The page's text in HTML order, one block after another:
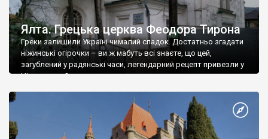
Ялта. Грецька церква Феодора Тирона
Греки залишили Україні чималий спадок. Достатньо згадати
ніжинські огірочки – ви ж мабуть всі знаєте, що цей,
загублений у радянські часи, легендарний рецепт привезли у
Ніжин греки?